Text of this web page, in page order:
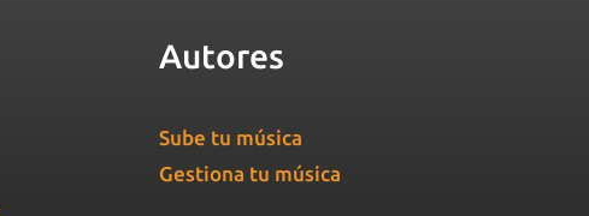
Autores
Sube tu música
Gestiona tu música